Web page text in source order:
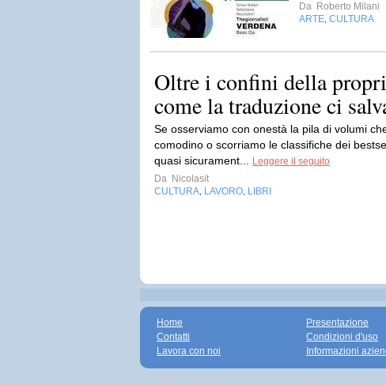
Da Roberto Milani
ARTE CULTURA
Oltre i confini della
come la traduzione ci
Se osserviamo con onestà la pila di volumi
comodino o scorriamo le classifiche dei
quasi sicurament...
Leggere il seguito
Da Nicolasit
CULTURA LAVORO LIBRI
Home
Contatti
Lavora con noi
Presentazione
Condizioni d'uso
Informazioni